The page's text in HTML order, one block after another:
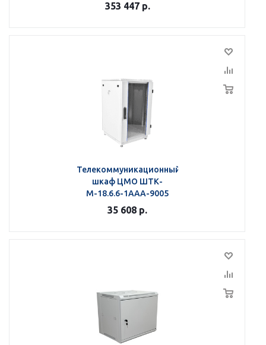
353 447р.
Телекоммуникационный
шкаф ЦМО ШТК-
М-18.6.6-1ААА-9005
35 608 р.